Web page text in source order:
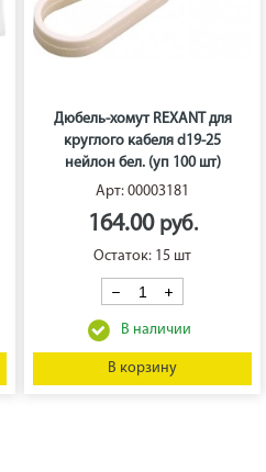
Дюбель-хомут REXANT для
круглого кабеля d19-25
нейлон бел. (уп 100 шт)
Арт: 00003181
164.00
Остаток: 15 шт
В корзину